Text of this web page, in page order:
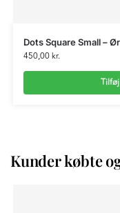
Dots Square Small –
450,00kr.
Kunder købte